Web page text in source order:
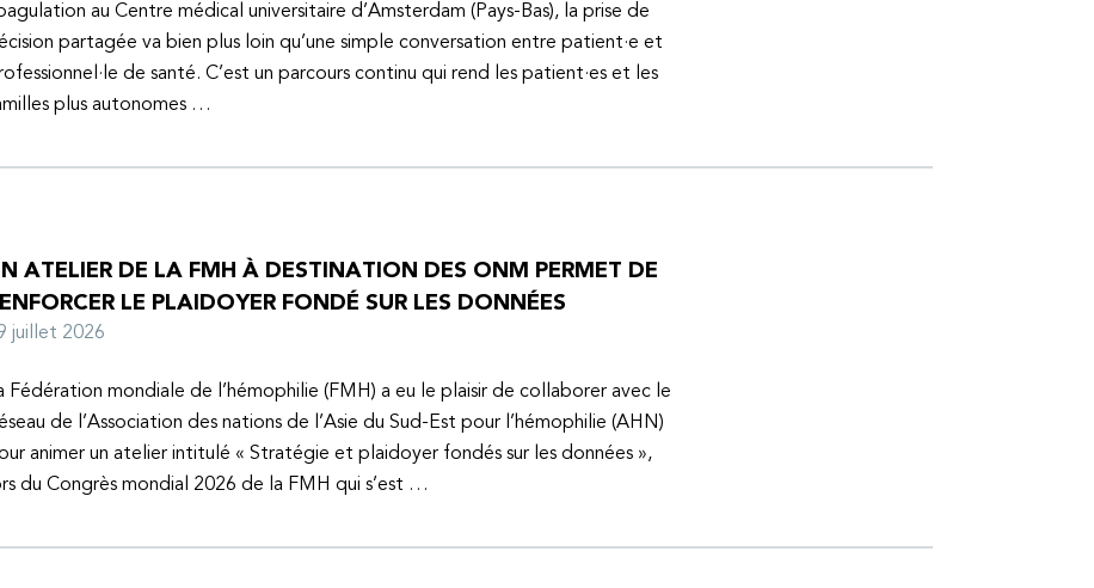
au Centre médical universitaire d’Amsterdam (Pays-Bas), la prise de
partagée va bien plus loin qu’une simple conversation entre patient·e et
de santé. C’est un parcours continu qui rend les patient·es et les
plus autonomes …
ATELIER DE LA FMH À DESTINATION DES ONM PERMET DE
LE PLAIDOYER FONDÉ SUR LES DONNÉES
juillet 2026
Fédération mondiale de l’hémophilie (FMH) a eu le plaisir de collaborer avec le
de l’Association des nations de l’Asie du Sud-Est pour l’hémophilie (AHN)
animer un atelier intitulé « Stratégie et plaidoyer fondés sur les données »,
du Congrès mondial 2026 de la FMH qui s’est …